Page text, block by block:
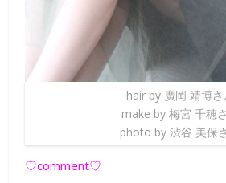
hair by 廣岡 靖博さ
make by 梅宮 千穂
photo by 渋谷 美保
♡comment♡